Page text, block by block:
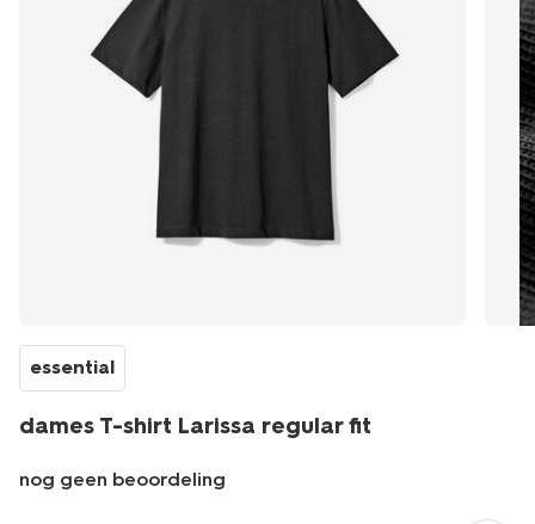
essential
dames T-shirt Larissa regular fit
nog geen beoordeling